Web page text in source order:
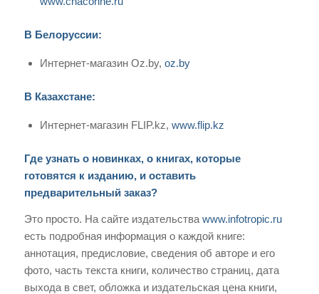
В Белоруссии:
Интернет-магазин Oz.by, oz.by
В Казахстане:
Интернет-магазин FLIP.kz, www.flip.kz
Где узнать о новинках, о книгах, которые
готовятся к изданию, и оставить
предварительный заказ?
Это просто. На сайте издательства www.infotropic.ru
есть подробная информация о каждой книге:
аннотация, предисловие, сведения об авторе и его
фото, часть текста книги, количество страниц, дата
выхода в свет, обложка и издательская цена книги,